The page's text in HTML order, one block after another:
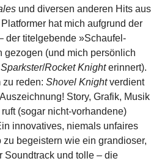
und diversen anderen Hits aus
hat mich aufgrund der
der titelgebende »Schaufel-
gezogen (und mich persönlich
Sparkster/Rocket Knighterinnert).
zu reden: Shovel Knightverdient
Story, Grafik, Musik
(sogar nicht-vorhandene)
innovatives, niemals unfaires
begeistern wie ein grandioser,
Soundtrack und tolle – die